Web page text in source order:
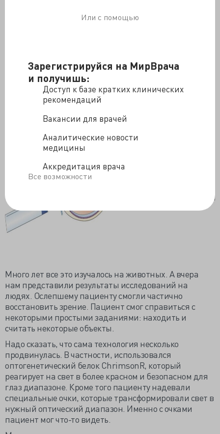
Зарегистрируйся на МирВрача
и получишь:
Доступ к базе кратких клинических
рекомендаций
Вакансии для врачей
Аналитические новости
медицины
Аккредитация врача
Все возможности
Или с помощью
Много лет все это изучалось на животных. А вчера
нам представили результаты исследований на
людях. Ослепшему пациенту смогли частично
восстановить зрение. Пациент смог справиться с
некоторыми простыми заданиями: находить и
считать некоторые объекты.
Надо сказать, что сама технология несколько
продвинулась. В частности, использовался
оптогенетический белок ChrimsonR, который
реагирует на свет в более красном и безопасном для
глаз диапазоне. Кроме того пациенту надевали
специальные очки, которые трансформировали свет в
нужный оптический диапазон. Именно с очками
пациент мог что-то видеть.